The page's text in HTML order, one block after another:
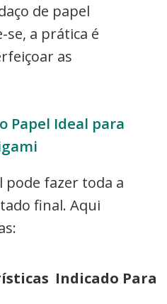
de papel
a prática é
as
Papel Ideal para
pode fazer toda a
final. Aqui
Indicado Para